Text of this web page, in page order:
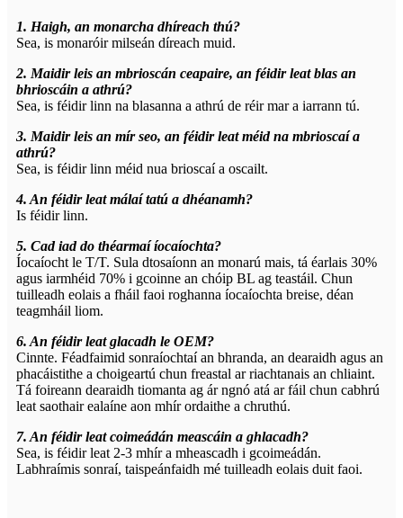
1. Haigh, an monarcha dhíreach thú?
Sea, is monaróir milseán díreach muid.
2. Maidir leis an mbrioscán ceapaire, an féidir leat blas an
bhrioscáin a athrú?
Sea, is féidir linn na blasanna a athrú de réir mar a iarrann tú.
3. Maidir leis an mír seo, an féidir leat méid na mbrioscaí a
athrú?
Sea, is féidir linn méid nua brioscaí a oscailt.
4. An féidir leat málaí tatú a dhéanamh?
Is féidir linn.
5. Cad iad do théarmaí íocaíochta?
Íocaíocht le T/T. Sula dtosaíonn an monarú mais, tá éarlais 30%
agus iarmhéid 70% i gcoinne an chóip BL ag teastáil. Chun
tuilleadh eolais a fháil faoi roghanna íocaíochta breise, déan
teagmháil liom.
6. An féidir leat glacadh le OEM?
Cinnte. Féadfaimid sonraíochtaí an bhranda, an dearaidh agus an
phacáistithe a choigeartú chun freastal ar riachtanais an chliaint.
Tá foireann dearaidh tiomanta ag ár ngnó atá ar fáil chun cabhrú
leat saothair ealaíne aon mhír ordaithe a chruthú.
7. An féidir leat coimeádán meascáin a ghlacadh?
Sea, is féidir leat 2-3 mhír a mheascadh i gcoimeádán.
Labhraímis sonraí, taispeánfaidh mé tuilleadh eolais duit faoi.